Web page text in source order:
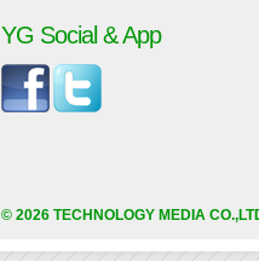
YG Social & App
© 2026 TECHNOLOGY MEDIA